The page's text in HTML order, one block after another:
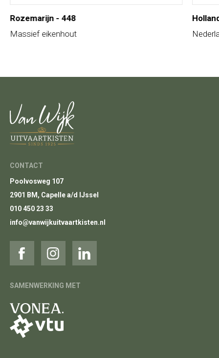
Rozemarijn - 448
Massief eikenhout
CONTACT
Poolvosweg 107
2901 BM, Capelle a/d IJssel
010 450 23 33
info@vanwijkuitvaartkisten.nl
SAMENWERKING MET